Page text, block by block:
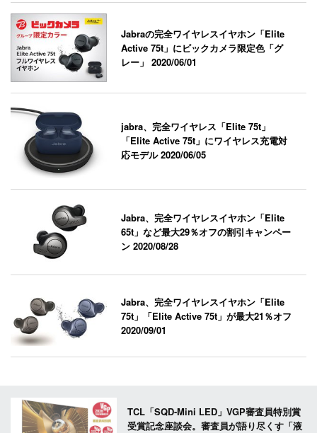
Jabraの完全ワイヤレスイヤホン「Elite
Active 75t」にビックカメラ限定色「グ
レー」2020/06/01
jabra、完全ワイヤレス「Elite 75t」
「Elite Active 75t」にワイヤレス充電対
応モデル2020/06/05
Jabra、完全ワイヤレスイヤホン「Elite
65t」など最大29％オフの割引キャンペー
ン2020/08/28
Jabra、完全ワイヤレスイヤホン「Elite
75t」「Elite Active 75t」が最大21％オフ
2020/09/01
TCL「SQD-Mini LED」VGP審査員特別賞
受賞記念座談会。審査員が語り尽くす「液